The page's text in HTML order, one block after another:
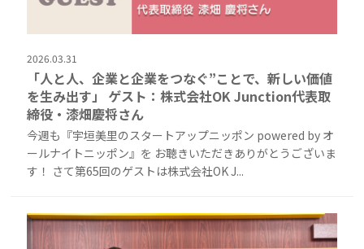
2026.03.31
「人と人、企業と企業をつなぐ”ことで、新しい価値
を生み出す」 ゲスト：株式会社OK Junction代表取
締役・漆畑慶将さん
今週も『宇垣美里のスタートアップニッポン powered by オ
ールナイトニッポン』を お聴きいただきありがとうございま
す！ さて第65回のゲストは株式会社OK J...